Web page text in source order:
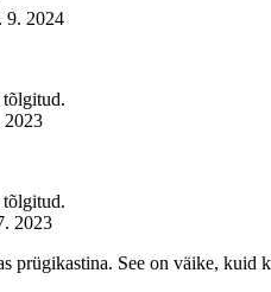
9. 2024
tõlgitud.
2023
tõlgitud.
2023
prügikastina. See on väike, kuid